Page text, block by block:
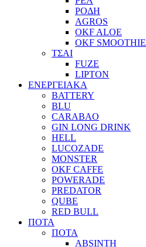
ΡΟΔΗ
AGROS
OKF ALOE
OKF SMOOTHIE
ΤΣΑΙ
FUZE
LIPTON
ΕΝΕΡΓΕΙΑΚΑ
BATTERY
BLU
CARABAO
GIN LONG DRINK
HELL
LUCOZADE
MONSTER
OKF CAFFE
POWERADE
PREDATOR
QUBE
RED BULL
ΠΟΤΑ
ΠΟΤΑ
ABSINTH